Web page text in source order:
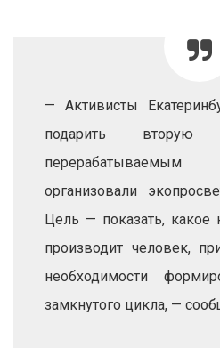
— Активисты
подарить
организовали
Цель — показать, какое
производит человек,
необходимости
замкнутого цикла, —